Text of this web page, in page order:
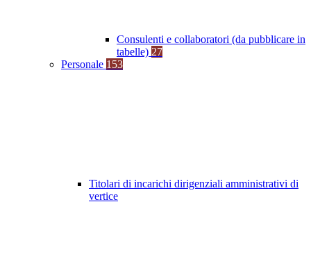
Consulenti e collaboratori (da pubblicare in
tabelle) 27
Personale 153
Titolari di incarichi dirigenziali amministrativi di
vertice